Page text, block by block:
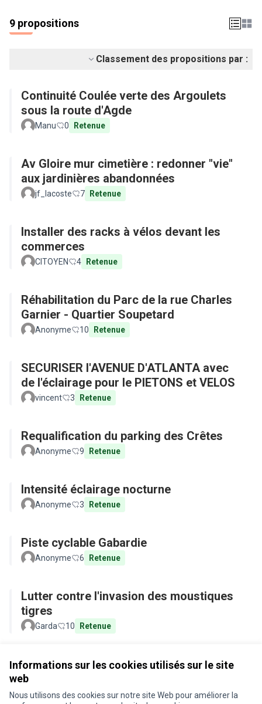
Informations sur les cookies utilisés sur le site
web
Nous utilisons des cookies sur notre site Web pour améliorer la
9 propositions
Classement des propositions par :
Continuité Coulée verte des Argoulets
sous la route d'Agde
Manu 0 Retenue
Av Gloire mur cimetière : redonner "vie"
aux jardinières abandonnées
jf_lacoste 7 Retenue
Installer des racks à vélos devant les
commerces
CITOYEN 4 Retenue
Réhabilitation du Parc de la rue Charles
Garnier - Quartier Soupetard
Anonyme 10 Retenue
SECURISER l'AVENUE D'ATLANTA avec
de l'éclairage pour le PIETONS et VELOS
vincent 3 Retenue
Requalification du parking des Crêtes
Anonyme 9 Retenue
Intensité éclairage nocturne
Anonyme 3 Retenue
Piste cyclable Gabardie
Anonyme 6 Retenue
Lutter contre l'invasion des moustiques
tigres
Garda 10 Retenue
Conditions d'utilisation